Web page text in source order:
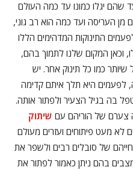
שהם יגלו כמונו עד כמה העולם
מן העריסה ועד כמה הוא רב גוני,
התינוקות המדהימים הללו
וכאן המקום שלנו לתמוך בהם,
כמו כל תינוק אחר. יש
לפעמים היא תלך איתם קדימה
בה בגיל הצעיר ולפתור אותה.
צערם של הוריהם עם שיתוק
לא מעט פיתוחים ועזרים מעולם
של סובלים רבים ולשפר את
בהם ניתן כאמור לפתור את